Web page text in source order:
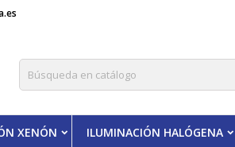
XENÓN ILUMINACIÓN HALÓGENA